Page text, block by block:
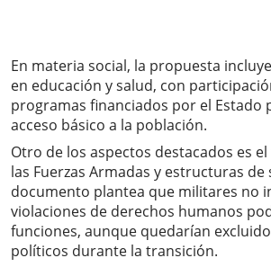
En materia social, la propuesta
en educación y salud, con
programas financiados por el Estado
acceso básico a la población.
Otro de los aspectos destacados es
las Fuerzas Armadas y estructuras de
documento plantea que militares no
violaciones de derechos humanos
funciones, aunque quedarían
políticos durante la transición.